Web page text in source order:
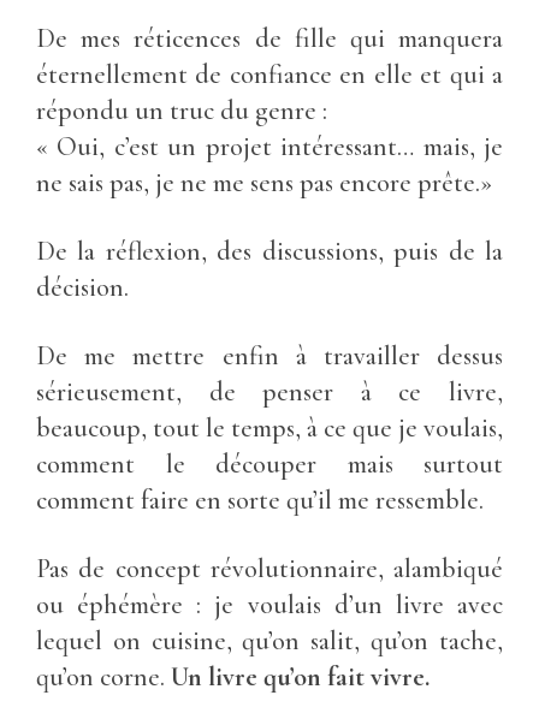
De mes réticences de fille qui manquera
éternellement de confiance en elle et qui a
répondu un truc du genre :
« Oui, c’est un projet intéressant… mais, je
ne sais pas, je ne me sens pas encore prête.»
De la réflexion, des discussions, puis de la
décision.
De me mettre enfin à travailler dessus
sérieusement, de penser à ce livre,
beaucoup, tout le temps, à ce que je voulais,
comment le découper mais surtout
comment faire en sorte qu’il me ressemble.
Pas de concept révolutionnaire, alambiqué
ou éphémère : je voulais d’un livre avec
lequel on cuisine, qu’on salit, qu’on tache,
qu’on corne. Un livre qu’on fait vivre.